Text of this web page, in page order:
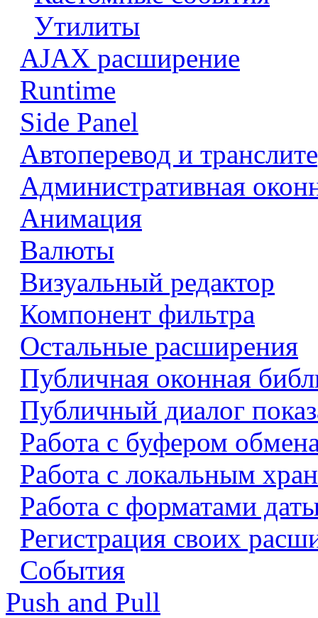
Утилиты
AJAX расширение
Runtime
Side Panel
Автоперевод и
Административная
Анимация
Валюты
Визуальный редактор
Компонент фильтра
Остальные расширения
Публичная оконная
Публичный диалог
Работа с буфером
Работа с локальным
Работа с форматами
Регистрация своих
События
Push and Pull